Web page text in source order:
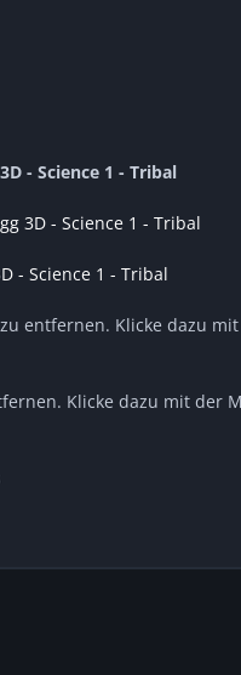
- Science 1 - Tribal
3D - Science 1 - Tribal
- Science 1 - Tribal
entfernen. Klicke dazu
Klicke dazu mit der